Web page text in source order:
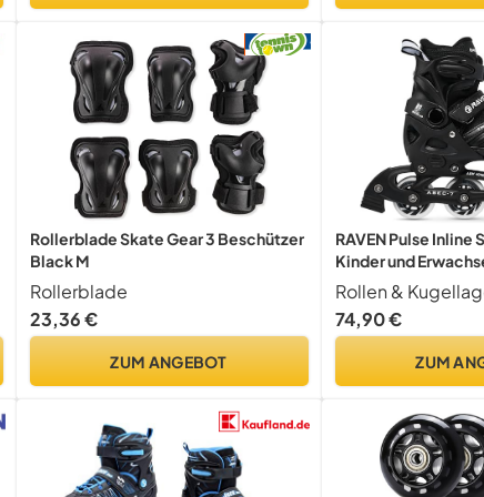
Rollerblade Skate Gear 3 Beschützer
Black M
Rollerblade
23,36 €
ZUM ANGEBOT
RAVEN Pulse Inline
Kinder und
2in1 mit
(Black ohne
26cm))
74,90 €
ZUM